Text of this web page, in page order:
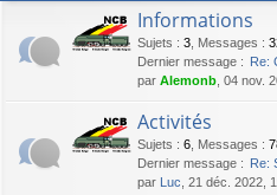
Informations
Sujets : 3 Messages :
Dernier message : Re:
par Alemonb , 04 nov.
Activités
Sujets : 6 Messages :
Dernier message : Re:
par Luc , 21 déc. 2022,